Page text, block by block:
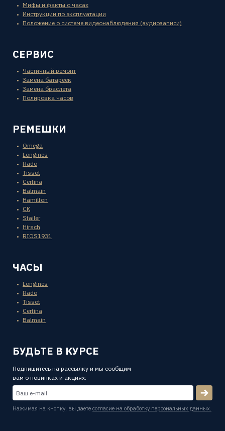
Мифы и факты о часах
Инструкции по эксплуатации
Положение о системе видеонаблюдения (аудиозаписи)
СЕРВИС
Частичный ремонт
Замена батареек
Замена браслета
Полировка часов
РЕМЕШКИ
Omega
Longines
Rado
Tissot
Certina
Balmain
Hamilton
CK
Stailer
Hirsch
RIOS1931
ЧАСЫ
Longines
Rado
Tissot
Certina
Balmain
БУДЬТЕ В КУРСЕ
Подпишитесь на рассылку и мы сообщим
вам о новинках и акциях:
Нажимая на кнопку, вы даете согласие на обработку персональных данных.